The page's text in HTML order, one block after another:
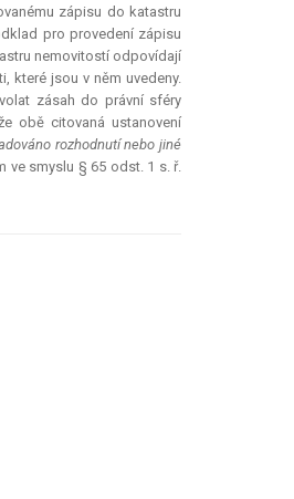
zápisu do katastru
pro provedení zápisu
nemovitostí odpovídají
které jsou v něm uvedeny.
zásah do právní sféry
obě citovaná ustanovení
rozhodnutí nebo jiné
ve smyslu § 65 odst. 1 s. ř.